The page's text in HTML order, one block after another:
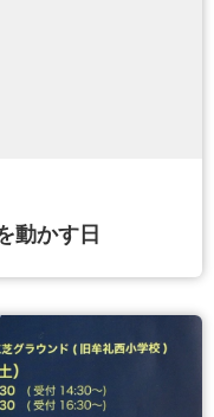
動かす日